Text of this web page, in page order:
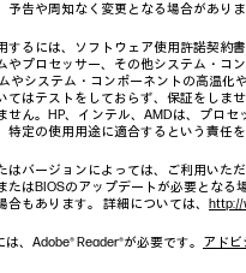
告や周知なく変更となる場合がありま
するには、ソフトウェア使用許諾契約
やプロセッサー、その他システム・コ
やシステム・コンポーネントの高温
てはテストをしておらず、保証をしま
せん。HP、インテル、AMDは、プロ
定の使用用途に適合するという責任を
はバージョンによっては、ご利用いた
たはBIOSのアップデートが必要とな
もあります。 詳細については、 http://
、Adobe® Reader®が必要です。 アドビ